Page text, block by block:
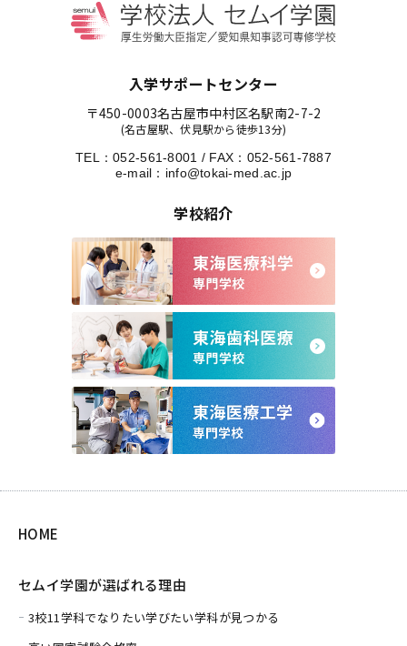
入学サポートセンター
〒450-0003名古屋市中村区名駅南2-7-2
(名古屋駅、伏見駅から徒歩13分)
TEL：052-561-8001 / FAX：052-561-7887
e-mail： info@tokai-med.ac.jp
学校紹介
HOME
セムイ学園が選ばれる理由
3校11学科でなりたい学びたい学科が見つかる